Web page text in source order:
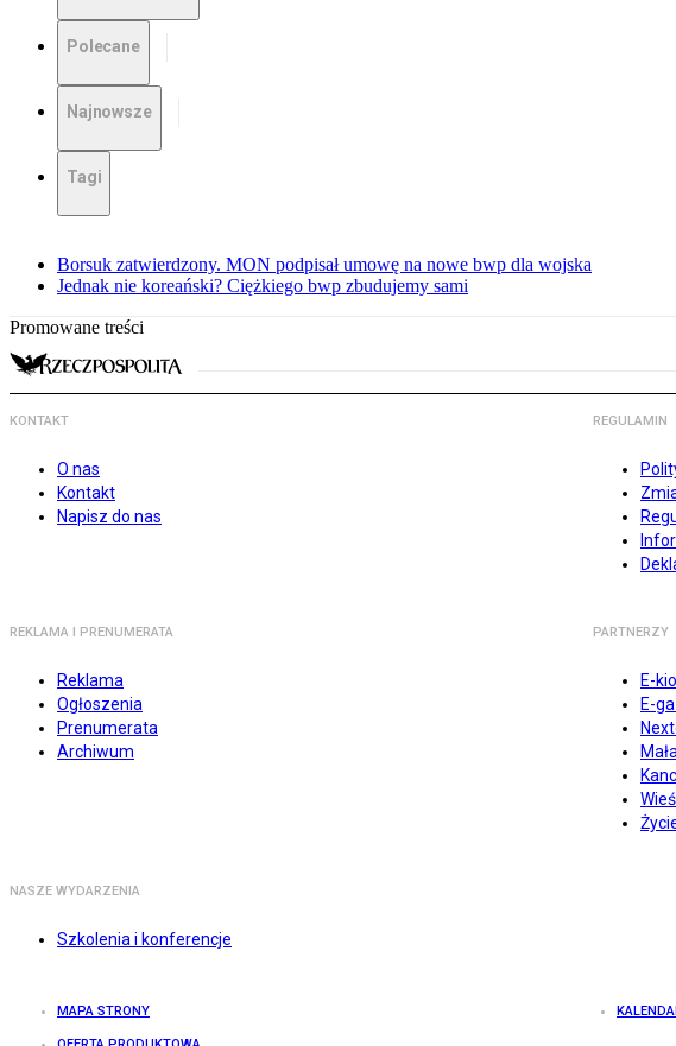
Polecane
Najnowsze
Tagi
Borsuk zatwierdzony. MON podpisał umowę na nowe bwp dla wojska
Jednak nie koreański? Ciężkiego bwp zbudujemy sami
Promowane treści
KONTAKT
O nas
Kontakt
Napisz do nas
REGULAMIN
REKLAMA I PRENUMERATA
Reklama
Ogłoszenia
Prenumerata
Archiwum
PARTNERZY
E-
E-
NASZE WYDARZENIA
Szkolenia i konferencje
MAPA STRONY